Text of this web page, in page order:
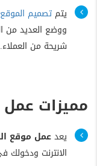
يتم تصميم الموقع
ووضع العديد من
شريحة من العملاء.
مميزات عمل
يعدعمل موقع
الانترنت ودخولك